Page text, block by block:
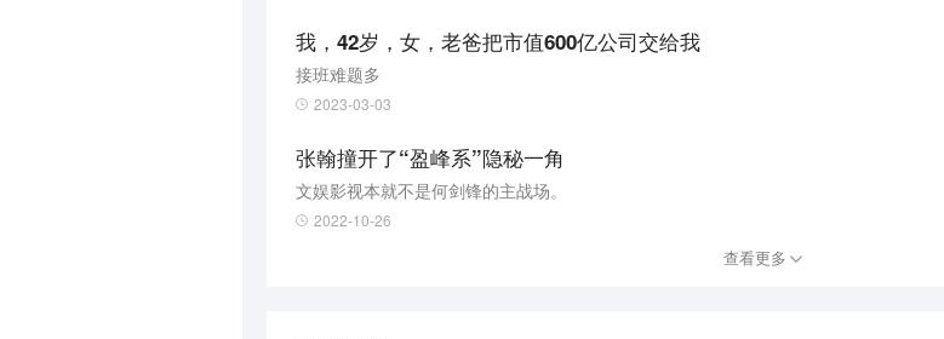
我，42岁，女，老爸把市值600亿公司交给我
接班难题多
2023-03-03
张翰撞开了“盈峰系”隐秘一角
文娱影视本就不是何剑锋的主战场。
2022-10-26
查看更多